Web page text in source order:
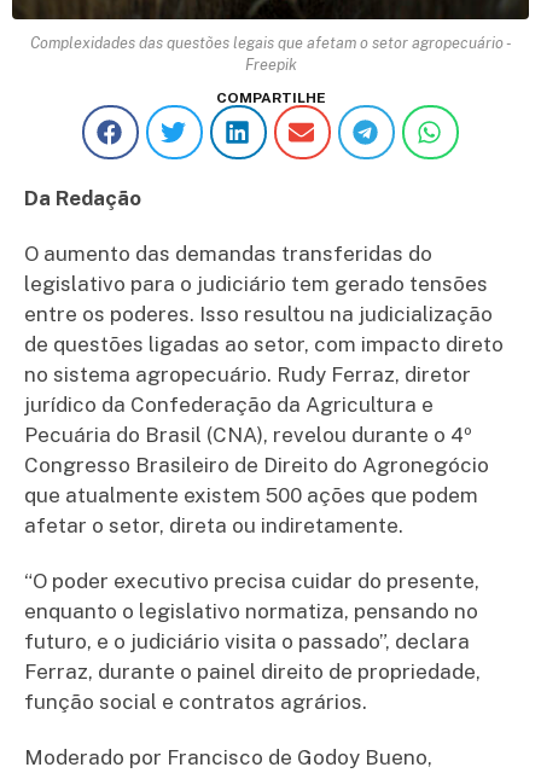
Complexidades das questões legais que afetam o setor agropecuário -
Freepik
COMPARTILHE
Da Redação
O aumento das demandas transferidas do
legislativo para o judiciário tem gerado tensões
entre os poderes. Isso resultou na judicialização
de questões ligadas ao setor, com impacto direto
no sistema agropecuário. Rudy Ferraz, diretor
jurídico da Confederação da Agricultura e
Pecuária do Brasil (CNA), revelou durante o 4º
Congresso Brasileiro de Direito do Agronegócio
que atualmente existem 500 ações que podem
afetar o setor, direta ou indiretamente.
“O poder executivo precisa cuidar do presente,
enquanto o legislativo normatiza, pensando no
futuro, e o judiciário visita o passado”, declara
Ferraz, durante o painel direito de propriedade,
função social e contratos agrários.
Moderado por Francisco de Godoy Bueno,